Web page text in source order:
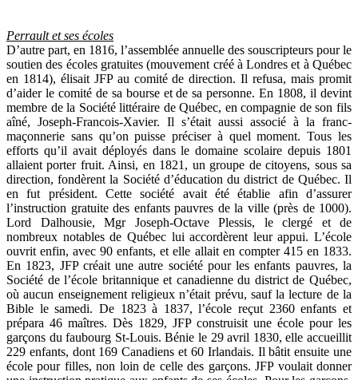
Perrault et ses écoles
D’autre part, en 1816, l’assemblée annuelle des souscripteurs pour le
soutien des écoles gratuites (mouvement créé à Londres et à Québec
en 1814), élisait JFP au comité de direction. Il refusa, mais promit
d’aider le comité de sa bourse et de sa personne. En 1808, il devint
membre de la Société littéraire de Québec, en compagnie de son fils
aîné, Joseph-Francois-Xavier. Il s’était aussi associé à la franc-
maçonnerie sans qu’on puisse préciser à quel moment. Tous les
efforts qu’il avait déployés dans le domaine scolaire depuis 1801
allaient porter fruit. Ainsi, en 1821, un groupe de citoyens, sous sa
direction, fondèrent la Société d’éducation du district de Québec. Il
en fut président. Cette société avait été établie afin d’assurer
l’instruction gratuite des enfants pauvres de la ville (près de 1000).
Lord Dalhousie, Mgr Joseph-Octave Plessis, le clergé et de
nombreux notables de Québec lui accordèrent leur appui. L’école
ouvrit enfin, avec 90 enfants, et elle allait en compter 415 en 1833.
En 1823, JFP créait une autre société pour les enfants pauvres, la
Société de l’école britannique et canadienne du district de Québec,
où aucun enseignement religieux n’était prévu, sauf la lecture de la
Bible le samedi. De 1823 à 1837, l’école reçut 2360 enfants et
prépara 46 maîtres. Dès 1829, JFP construisit une école pour les
garçons du faubourg St-Louis. Bénie le 29 avril 1830, elle accueillit
229 enfants, dont 169 Canadiens et 60 Irlandais. Il bâtit ensuite une
école pour filles, non loin de celle des garçons. JFP voulait donner